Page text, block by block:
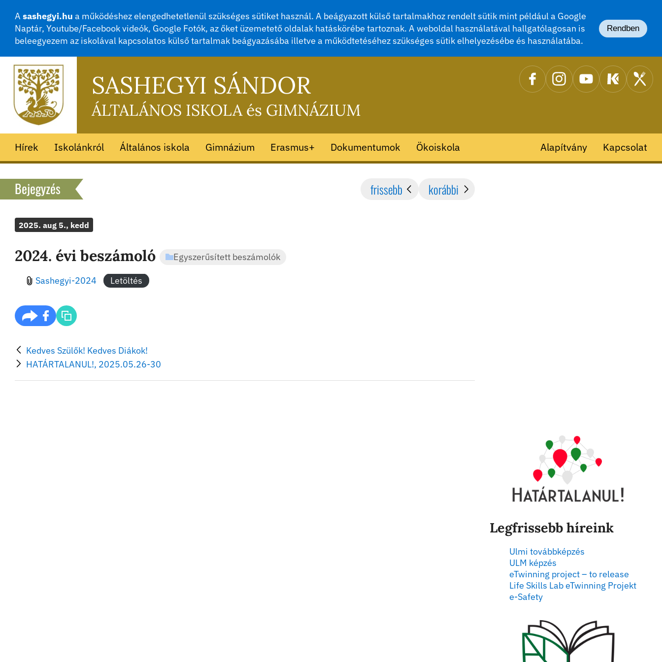
A sashegyi.hu a működéshez elengedhetetlenül szükséges sütiket használ. A beágyazott külső tartalmakhoz rendelt sütik mint például a Google
Naptár, Youtube/Facebook videók, Google Fotók, az őket üzemetető oldalak hatáskörébe tartoznak. A weboldal használatával hallgatólagosan is
beleegyezem az iskolával kapcsolatos külső tartalmak beágyazásába illetve a működtetéséhez szükséges sütik elhelyezésébe és használatába.
Rendben
SASHEGYI SÁNDOR
ÁLTALÁNOS ISKOLA és GIMNÁZIUM
Hírek Iskolánkról Általános iskola Gimnázium Erasmus+ Dokumentumok Ökoiskola Alapítvány Kapcsolat
Bejegyzés frissebb korábbi
2025. aug 5., kedd
2024. évi beszámoló Egyszerűsített beszámolók
Sashegyi-2024 Letöltés
Kedves Szülők! Kedves Diákok!
HATÁRTALANUL!, 2025.05.26-30
Legfrissebb híreink
Ulmi továbbképzés
ULM képzés
eTwinning project – to release
Life Skills Lab eTwinning Projekt
e-Safety